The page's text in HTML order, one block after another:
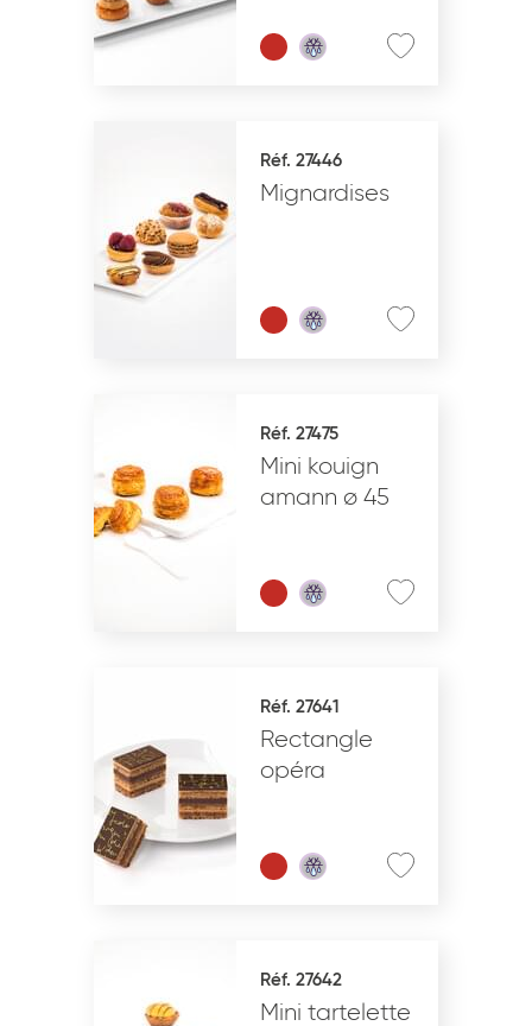
Réf. 27446
Mignardises
Réf. 27475
Mini kouign
amann ø 45
Réf. 27641
Rectangle
opéra
Réf. 27642
Mini tartelette